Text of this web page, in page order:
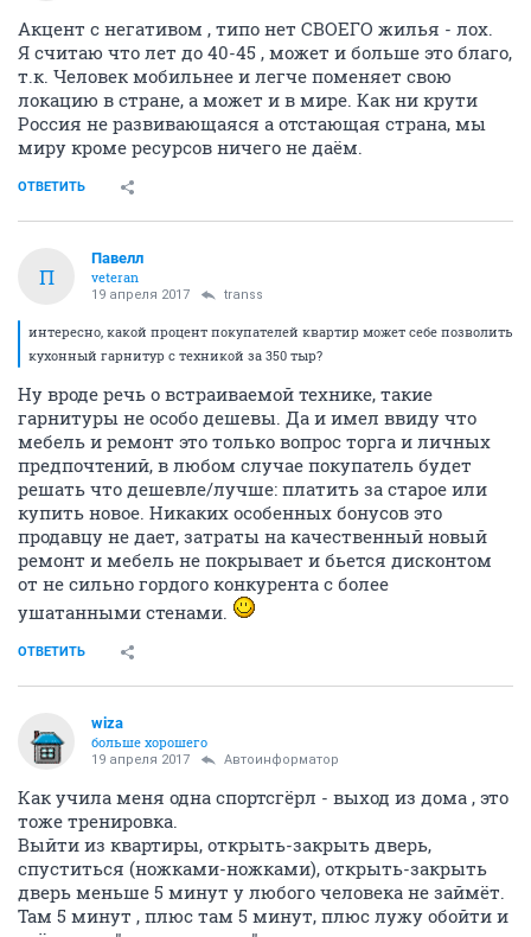
Акцент с негативом , типо нет СВОЕГО жилья - лох.
Я считаю что лет до 40-45 , может и больше это благо,
т.к. Человек мобильнее и легче поменяет свою
локацию в стране, а может и в мире. Как ни крути
Россия не развивающаяся а отстающая страна, мы
миру кроме ресурсов ничего не даём.
ОТВЕТИТЬ
П
Павелл
veteran
19 апреля 2017 transs
интересно, какой процент покупателей квартир может себе позволить
кухонный гарнитур с техникой за 350 тыр?
Ну вроде речь о встраиваемой технике, такие
гарнитуры не особо дешевы. Да и имел ввиду что
мебель и ремонт это только вопрос торга и личных
предпочтений, в любом случае покупатель будет
решать что дешевле/лучше: платить за старое или
купить новое. Никаких особенных бонусов это
продавцу не дает, затраты на качественный новый
ремонт и мебель не покрывает и бьется дисконтом
от не сильно гордого конкурента с более
ушатанными стенами.
ОТВЕТИТЬ
wiza
больше хорошего
19 апреля 2017 Автоинформатор
Как учила меня одна спортсгёрл - выход из дома , это
тоже тренировка.
Выйти из квартиры, открыть-закрыть дверь,
спуститься (ножками-ножками), открыть-закрыть
дверь меньше 5 минут у любого человека не займёт.
Там 5 минут , плюс там 5 минут, плюс лужу обойти и